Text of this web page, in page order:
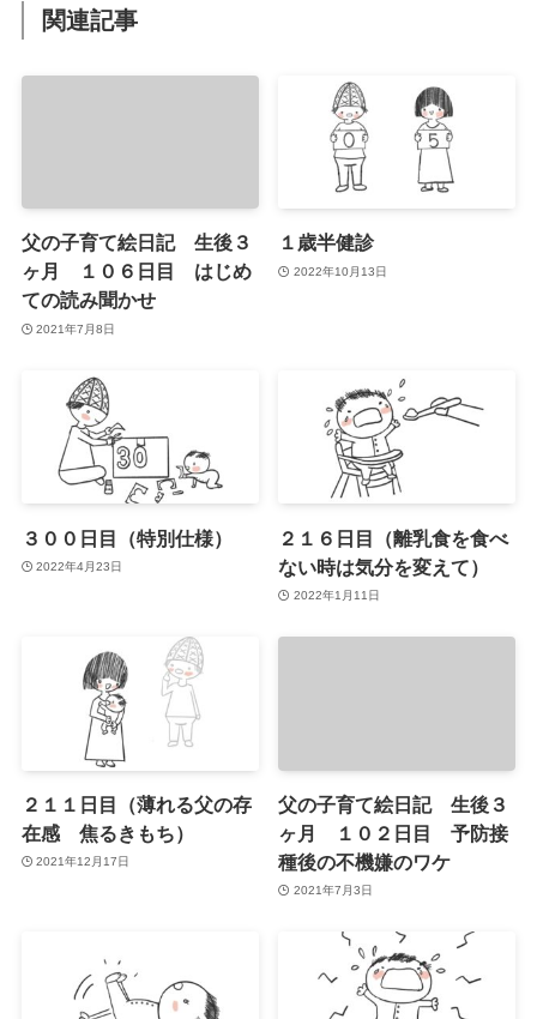
関連記事
父の子育て絵日記 生後３
ヶ月 １０６日目 はじめ
ての読み聞かせ
2021年7月8日
１歳半健診
2022年10月13日
３００日目（特別仕様）
2022年4月23日
２１６日目（離乳食を食べ
ない時は気分を変えて）
2022年1月11日
２１１日目（薄れる父の存
在感 焦るきもち）
2021年12月17日
父の子育て絵日記 生後３
ヶ月 １０２日目 予防接
種後の不機嫌のワケ
2021年7月3日